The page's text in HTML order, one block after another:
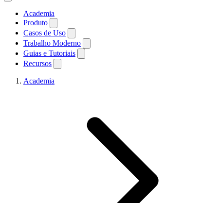
Academia
Produto
Casos de Uso
Trabalho Moderno
Guias e Tutoriais
Recursos
Academia